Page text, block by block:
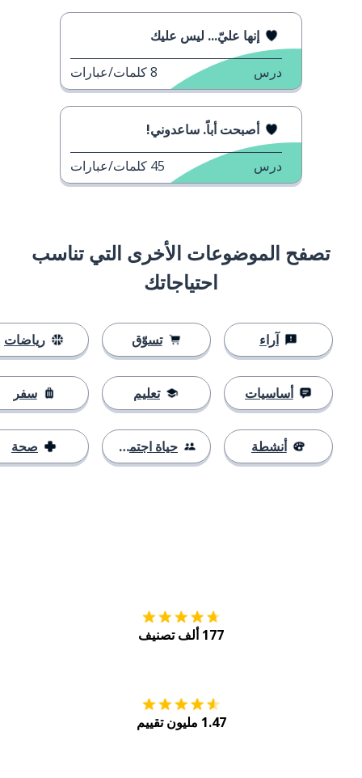
إنها عليّ... ليس عليك
درس 8كلمات/عبارات
أصبحت أباً. ساعدوني!
درس 45 كلمات/عبارات
تصفح الموضوعات الأخرى التي تناسب
احتياجاتك
آراء
أساسيات
أنشطة
تسوّق
تعليم
حياة اجتماعية
رياضات
سفر
صحة
177 ألف تصنيف
1.47 مليون تقييم